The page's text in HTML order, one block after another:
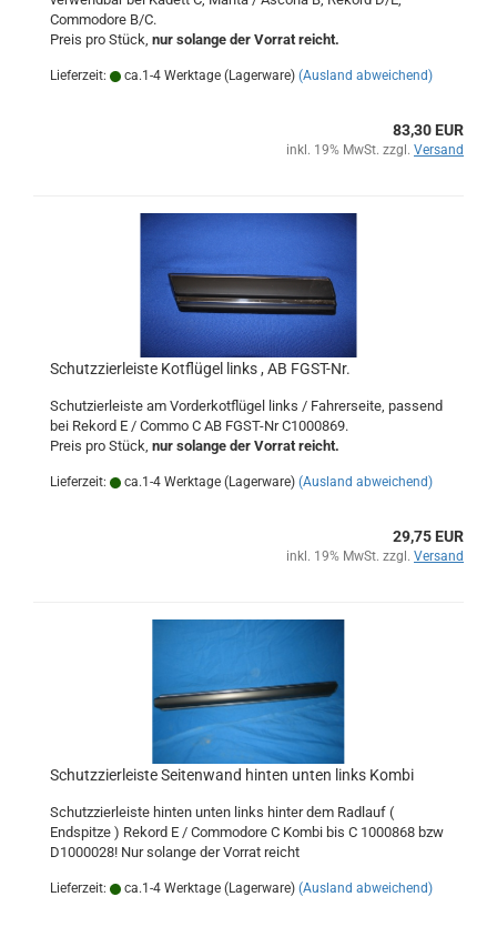
Commodore B/C.
Preis pro Stück, nur solange der Vorrat reicht.
Lieferzeit: ca.1-4 Werktage (Lagerware) (Ausland abweichend)
83,30 EUR
inkl. 19% MwSt. zzgl. Versand
Schutzzierleiste Kotflügel links , AB FGST-Nr.
Schutzierleiste am Vorderkotflügel links / Fahrerseite, passend
bei Rekord E / Commo C AB FGST-Nr C1000869.
Preis pro Stück, nur solange der Vorrat reicht.
Lieferzeit: ca.1-4 Werktage (Lagerware) (Ausland abweichend)
29,75 EUR
inkl. 19% MwSt. zzgl. Versand
Schutzzierleiste Seitenwand hinten unten links Kombi
Schutzzierleiste hinten unten links hinter dem Radlauf (
Endspitze ) Rekord E / Commodore C Kombi bis C 1000868 bzw
D1000028! Nur solange der Vorrat reicht
Lieferzeit: ca.1-4 Werktage (Lagerware) (Ausland abweichend)